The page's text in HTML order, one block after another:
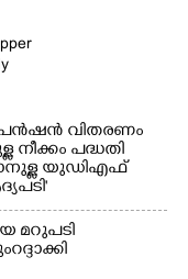
പെൻഷൻ വിതരണം
നീക്കം പദ്ധതി
യുഡിഎഫ്
മറുപടി